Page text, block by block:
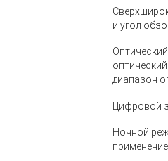
и угол
диапазон
Цифровой
Ночной